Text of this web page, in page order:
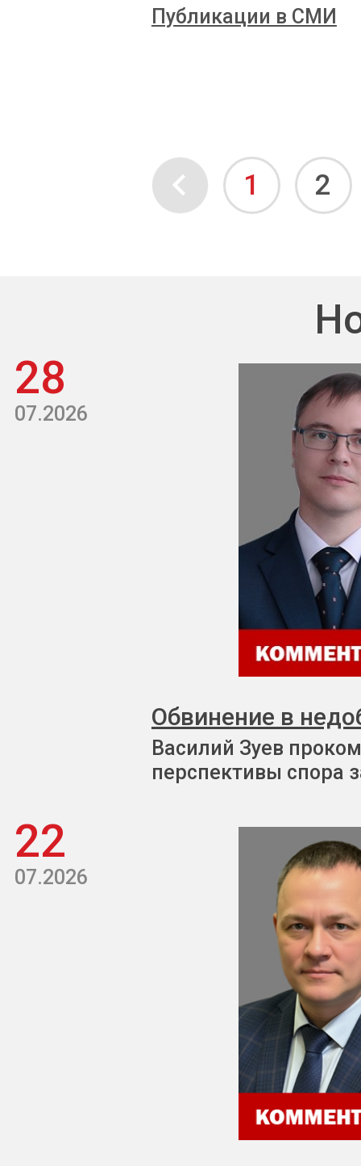
Публикации в СМИ
1 2
28
07.2026
Обвинение в
Василий Зуев
перспективы спора
22
07.2026